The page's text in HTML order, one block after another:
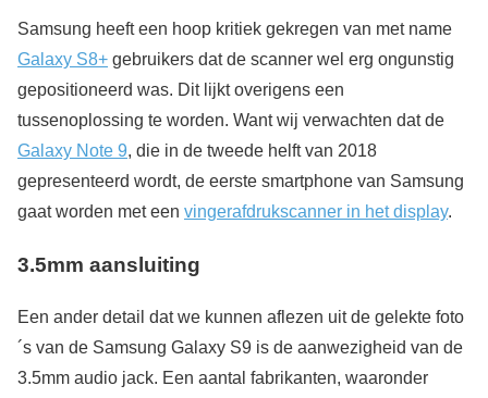
Samsung heeft een hoop kritiek gekregen van met name
Galaxy S8+ gebruikers dat de scanner wel erg ongunstig
gepositioneerd was. Dit lijkt overigens een
tussenoplossing te worden. Want wij verwachten dat de
Galaxy Note 9, die in de tweede helft van 2018
gepresenteerd wordt, de eerste smartphone van Samsung
gaat worden met een vingerafdrukscanner in het display.
3.5mm aansluiting
Een ander detail dat we kunnen aflezen uit de gelekte foto
´s van de Samsung Galaxy S9 is de aanwezigheid van de
3.5mm audio jack. Een aantal fabrikanten, waaronder